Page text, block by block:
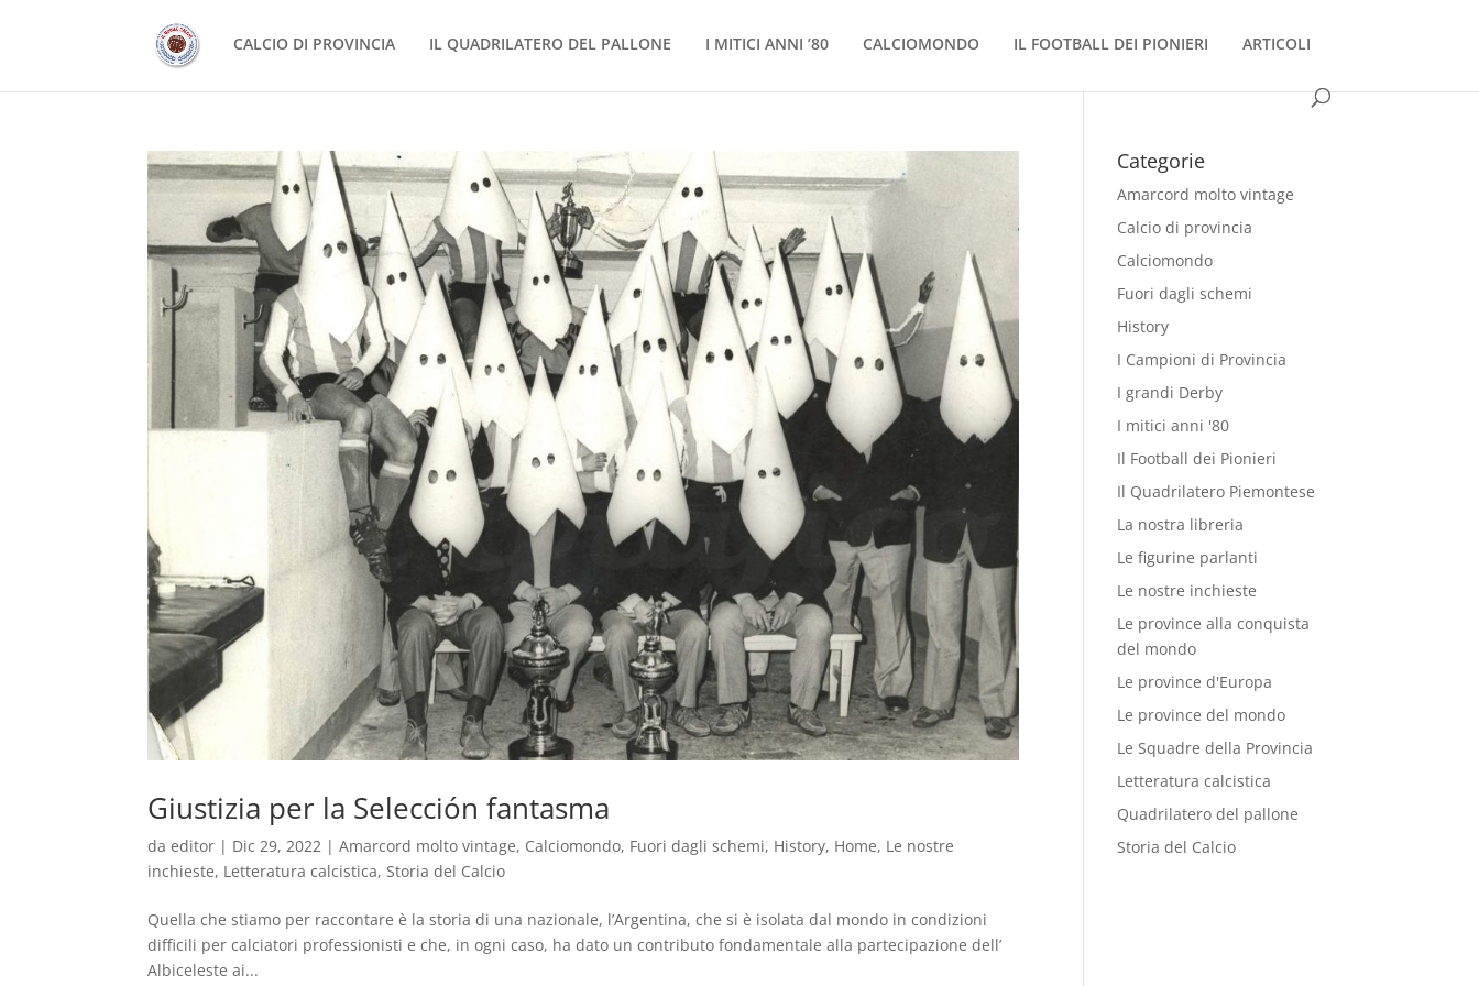
CALCIO DI PROVINCIA IL QUADRILATERO DEL PALLONE I MITICI ANNI ’80 CALCIOMONDO IL FOOTBALL DEI PIONIERI ARTICOLI
Giustizia per la Selección fantasma
daeditor | Dic 29, 2022 |Amarcord molto vintage, Calciomondo, Fuori dagli schemi, History, Home, Le nostre
inchieste, Letteratura calcistica,Storia del Calcio
Quella che stiamo per raccontare è la storia di una nazionale, l’Argentina, che si è isolata dal mondo in condizioni
difficili per calciatori professionisti e che, in ogni caso, ha dato un contributo fondamentale alla partecipazione dell’
Albiceleste ai...
Categorie
Amarcord molto vintage
Calcio di provincia
Calciomondo
Fuori dagli schemi
History
I Campioni di Provincia
I grandi Derby
I mitici anni '80
Il Football dei Pionieri
Il Quadrilatero Piemontese
La nostra libreria
Le figurine parlanti
Le nostre inchieste
Le province alla conquista
del mondo
Le province d'Europa
Le province del mondo
Le Squadre della Provincia
Letteratura calcistica
Quadrilatero del pallone
Storia del Calcio